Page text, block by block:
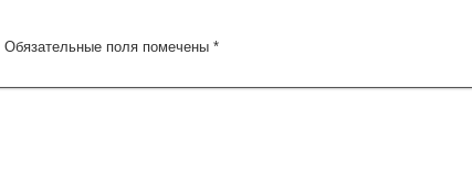
Обязательные поля помечены *